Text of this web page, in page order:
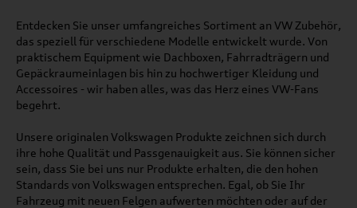
Entdecken Sie unser umfangreiches Sortiment an VW Zubehör,
das speziell für verschiedene Modelle entwickelt wurde. Von
praktischem Equipment wie Dachboxen, Fahrradträgern und
Gepäckraumeinlagen bis hin zu hochwertiger Kleidung und
Accessoires - wir haben alles, was das Herz eines VW-Fans
begehrt.
Unsere originalen Volkswagen Produkte zeichnen sich durch
ihre hohe Qualität und Passgenauigkeit aus. Sie können sicher
sein, dass Sie bei uns nur Produkte erhalten, die den hohen
Standards von Volkswagen entsprechen. Egal, ob Sie Ihr
Fahrzeug mit neuen Felgen aufwerten möchten oder auf der